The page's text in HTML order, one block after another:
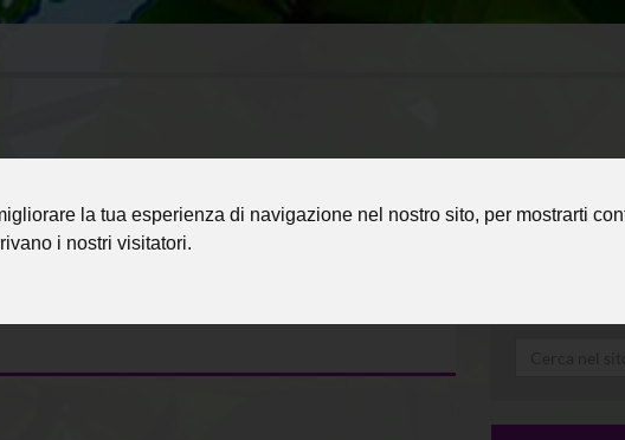
la tua esperienza di navigazione nel nostro sito, per mostrarti
i nostri visitatori.